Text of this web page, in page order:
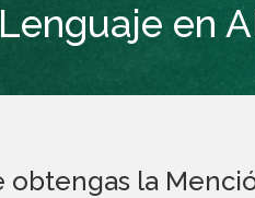
en
obtengas la